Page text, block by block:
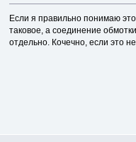
Если я правильно понимаю
таковое, а соединение
отдельно. Кочечно, если это